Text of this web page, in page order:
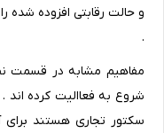
و حالت رقابتی افزوده
.
مفاهیم مشابه در قسمت
شروع به فعاالیت کرده
سکتور تجاری هستند برای